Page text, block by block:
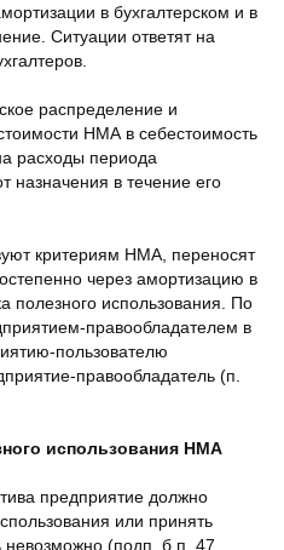
в бухгалтерском и в
Ситуации ответят на
распределение и
НМА в себестоимость
расходы периода
назначения в течение его
критериям НМА, переносят
через амортизацию в
полезного использования. По
правообладателем в
пользователю
правообладатель (п.
использования НМА
предприятие должно
или принять
невозможно (подп. б п. 47